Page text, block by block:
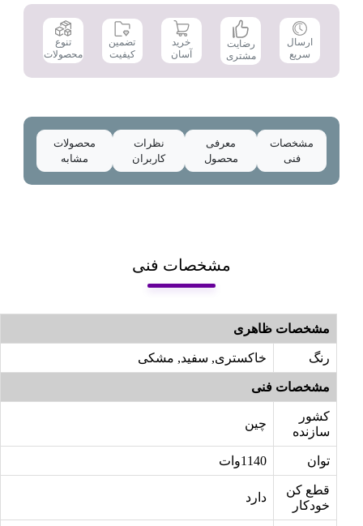
ارسال
سریع
رضایت
مشتری
خرید
آسان
تضمین
کیفیت
تنوع
محصولات
مشخصات
فنی
معرفی
محصول
نظرات
کاربران
محصولات
مشابه
مشخصات فنی
مشخصات ظاهری
رنگ خاکستری, سفید, مشکی
مشخصات فنی
کشور
سازنده
چین
توان 1140وات
قطع کن
خودکار
دارد